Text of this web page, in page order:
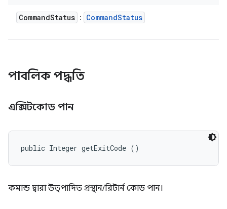
CommandStatus : CommandStatus
পাবলিক পদ্ধতি
এক্সিটকোড পান
public Integer getExitCode ()
কমান্ড দ্বারা উত্পাদিত প্রস্থান/রিটার্ন কোড পান।